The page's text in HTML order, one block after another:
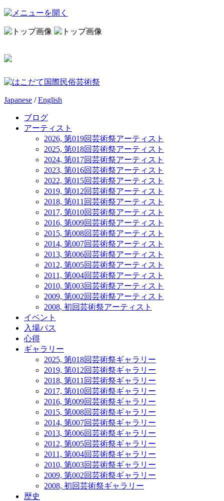
Japanese /English
ブログ
アーティスト
2026, 第019回芸術祭アーティスト
2025, 第018回芸術祭アーティスト
2024, 第017回芸術祭アーティスト
2023, 第016回芸術祭アーティスト
2022, 第015回芸術祭アーティスト
2019, 第012回芸術祭アーティスト
2018, 第011回芸術祭アーティスト
2017, 第010回芸術祭アーティスト
2016, 第009回芸術祭アーティスト
2015, 第008回芸術祭アーティスト
2014, 第007回芸術祭アーティスト
2013, 第006回芸術祭アーティスト
2012, 第005回芸術祭アーティスト
2011, 第004回芸術祭アーティスト
2010, 第003回芸術祭アーティスト
2009, 第002回芸術祭アーティスト
2008, 初回芸術祭アーティスト
イベント
入場パス
心得
ギャラリー
2025, 第018回芸術祭ギャラリー
2019, 第012回芸術祭ギャラリー
2018, 第011回芸術祭ギャラリー
2017, 第010回芸術祭ギャラリー
2016, 第009回芸術祭ギャラリー
2015, 第008回芸術祭ギャラリー
2014, 第007回芸術祭ギャラリー
2013, 第006回芸術祭ギャラリー
2012, 第005回芸術祭ギャラリー
2011, 第004回芸術祭ギャラリー
2010, 第003回芸術祭ギャラリー
2009, 第002回芸術祭ギャラリー
2008, 初回芸術祭ギャラリー
歴史